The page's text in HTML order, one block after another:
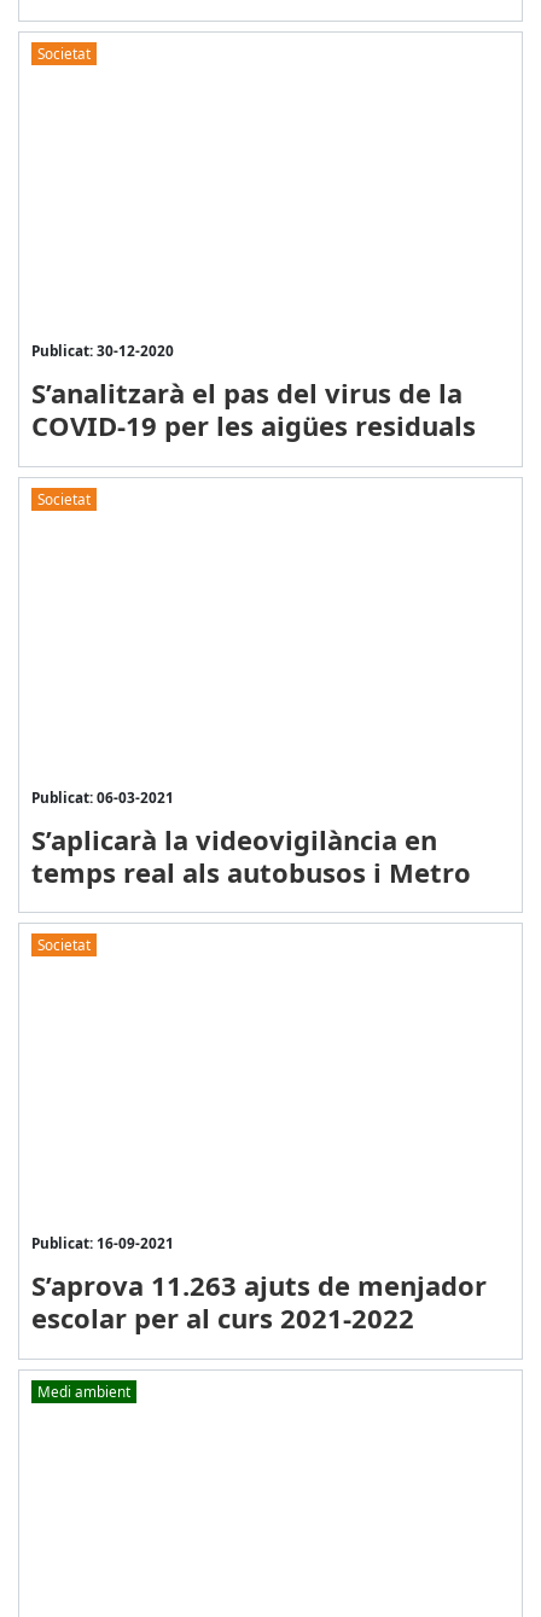
Societat
Publicat: 30-12-2020
S’analitzarà el pas del virus de la
COVID-19 per les aigües residuals
Societat
Publicat: 06-03-2021
S’aplicarà la videovigilància en
temps real als autobusos i Metro
Societat
Publicat: 16-09-2021
S’aprova 11.263 ajuts de menjador
escolar per al curs 2021-2022
Medi ambient